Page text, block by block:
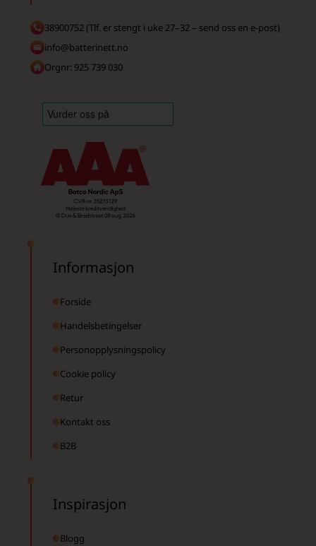
38900752 (Tlf. er stengt i uke 27–32 – send oss en e-post)
info@batterinett.no
Orgnr: 925 739 030
Informasjon
Forside
Handelsbetingelser
Personopplysningspolicy
Cookie policy
Retur
Kontakt oss
B2B
Inspirasjon
Blogg